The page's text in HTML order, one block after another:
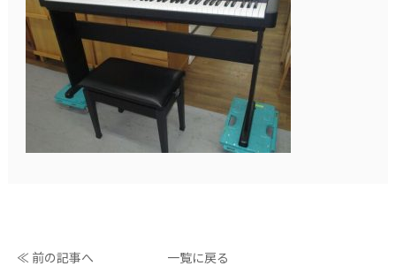
≪ 前の記事へ 一覧に戻る